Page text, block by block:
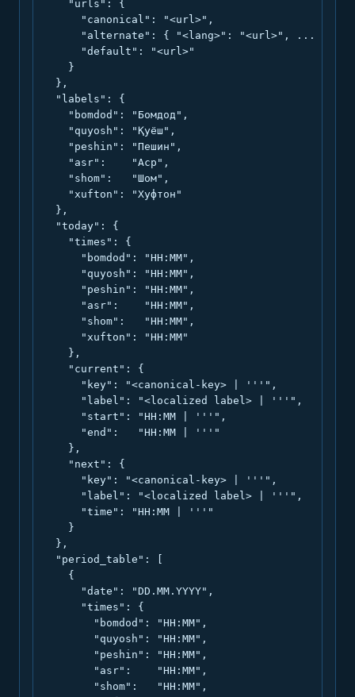
    "urls": {
      "canonical": "<url>",
      "alternate": { "<lang>": "<url>", ... },
      "default": "<url>"
    }
  },
  "labels": {
    "bomdod": "Бомдод",
    "quyosh": "Қуёш",
    "peshin": "Пешин",
    "asr":    "Аср",
    "shom":   "Шом",
    "xufton": "Хуфтон"
  },
  "today": {
    "times": {
      "bomdod": "HH:MM",
      "quyosh": "HH:MM",
      "peshin": "HH:MM",
      "asr":    "HH:MM",
      "shom":   "HH:MM",
      "xufton": "HH:MM"
    },
    "current": {
      "key": "<canonical-key> | '''",
      "label": "<localized label> | '''",
      "start": "HH:MM | '''",
      "end":   "HH:MM | '''"
    },
    "next": {
      "key": "<canonical-key> | '''",
      "label": "<localized label> | '''",
      "time": "HH:MM | '''"
    }
  },
  "period_table": [
    {
      "date": "DD.MM.YYYY",
      "times": {
        "bomdod": "HH:MM",
        "quyosh": "HH:MM",
        "peshin": "HH:MM",
        "asr":    "HH:MM",
        "shom":   "HH:MM",